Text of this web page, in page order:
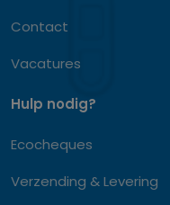
Contact
Vacatures
Hulp nodig?
Ecocheques
Verzending & Levering